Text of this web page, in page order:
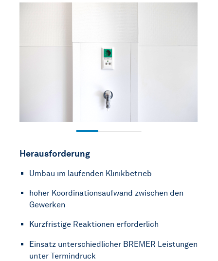
Herausforderung
Umbau im laufenden Klinikbetrieb
hoher Koordinationsaufwand zwischen den
Gewerken
Kurzfristige Reaktionen erforderlich
Einsatz unterschiedlicher BREMER Leistungen
unter Termindruck